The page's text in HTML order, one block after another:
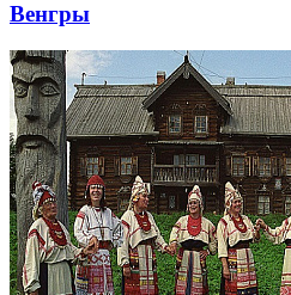
Венгры